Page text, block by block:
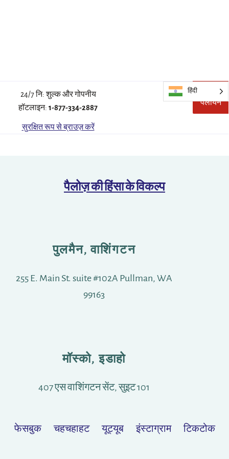
24/7 नि: शुल्क और गोपनीय
हॉटलाइन: 1-877-334-2887
सुरक्षित रूप से ब्राउज़ करें
साइट
को
पलायन
हिंदी
पैलोज़ की हिंसा के विकल्प
पुलमैन, वाशिंगटन
255 E. Main St. suite #102A Pullman, WA
99163
मॉस्को, इडाहो
407 एस वाशिंगटन सेंट, सुइट 101
फेसबुक चहचहाहट यूट्यूब इंस्टाग्राम टिकटोक